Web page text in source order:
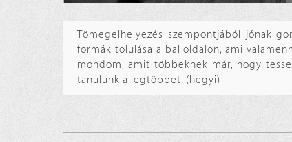
Tömegelhelyezés szempontjából jónak
formák tolulása a bal oldalon, ami
mondom, amit többeknek már, hogy
tanulunk a legtöbbet. (hegyi)